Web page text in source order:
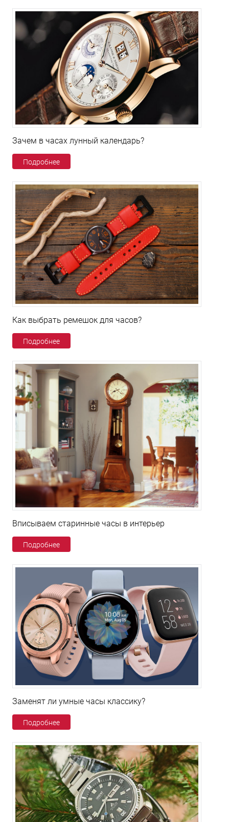
Зачем в часах лунный календарь?
Подробнее
Как выбрать ремешок для часов?
Подробнее
Вписываем старинные часы в интерьер
Подробнее
Заменят ли умные часы классику?
Подробнее